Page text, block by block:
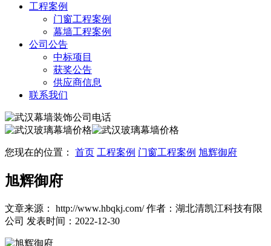
工程案例
门窗工程案例
幕墙工程案例
公司公告
中标项目
获奖公告
供应商信息
联系我们
您现在的位置： 首页 工程案例 门窗工程案例 旭辉御府
旭辉御府
文章来源： http://www.hbqkj.com/作者：湖北清凯江科技有限
公司 发表时间：2022-12-30